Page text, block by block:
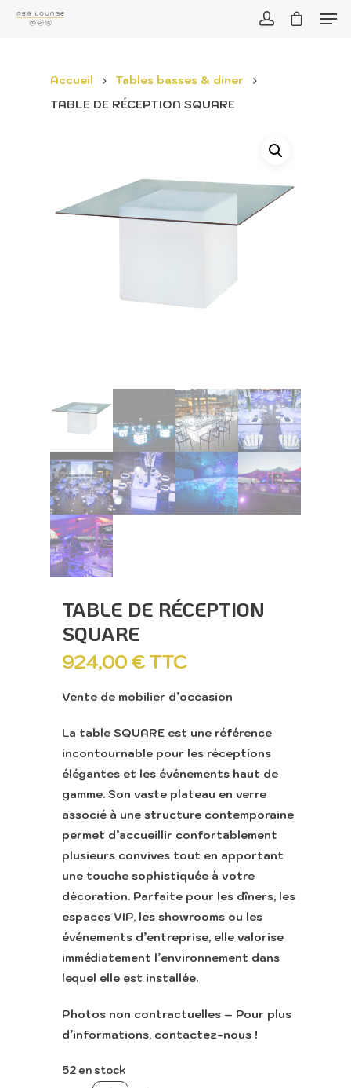
Accueil
Tables basses & diner
TABLE DE RÉCEPTION SQUARE
TABLE DE RÉCEPTION
SQUARE
924,00€TTC
Vente de mobilier d’occasion
La table SQUARE est une référence
incontournable pour les réceptions
élégantes et les événements haut de
gamme. Son vaste plateau en verre
associé à une structure contemporaine
permet d’accueillir confortablement
plusieurs convives tout en apportant
une touche sophistiquée à votre
décoration. Parfaite pour les dîners, les
espaces VIP, les showrooms ou les
événements d’entreprise, elle valorise
immédiatement l’environnement dans
lequel elle est installée.
Photos non contractuelles – Pour plus
d’informations, contactez-nous !
52 en stock